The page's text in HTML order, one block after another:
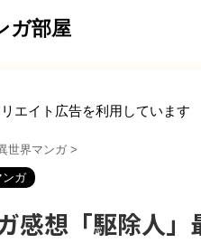
ガ部屋
エイト広告を利用しています
世界マンガ >
ンガ
感想「駆除人